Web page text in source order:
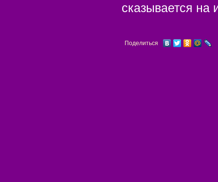
сказывается на
Поделиться